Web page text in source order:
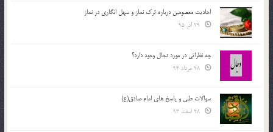
احادیث معصومین درباره ترک نماز و سهل انگاری در نماز
چه نظراتی در مورد دجال وجود دارد؟
سوالات طبی و پاسخ های امام صادق(ع)